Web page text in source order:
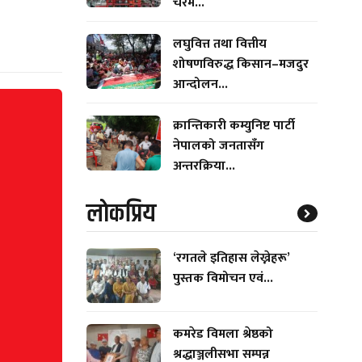
लघुवित्त तथा वित्तीय
शोषणविरुद्ध किसान–मजदुर
आन्दोलन...
क्रान्तिकारी कम्युनिष्ट पार्टी
नेपालको जनतासँग
अन्तरक्रिया...
लाेकप्रिय
‘रगतले इतिहास लेख्नेहरू’
पुस्तक विमोचन एवं...
कमरेड विमला श्रेष्ठको
श्रद्धाञ्जलीसभा सम्पन्न